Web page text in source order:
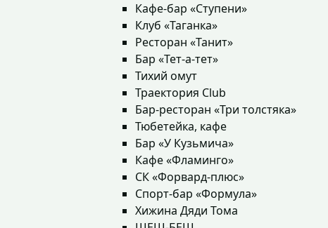
Кафе-бар «Ступени»
Клуб «Таганка»
Ресторан «Танит»
Бар «Тет-а-тет»
Тихий омут
Траектория Club
Бар-ресторан «Три толстяка»
Тюбетейка, кафе
Бар «У Кузьмича»
Кафе «Фламинго»
СК «Форвард-плюс»
Спорт-бар «Формула»
Хижина Дяди Тома